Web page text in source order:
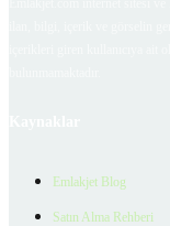
Emlakjet Blog
Satın Alma Rehberi